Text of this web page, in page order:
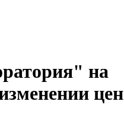
на
цен